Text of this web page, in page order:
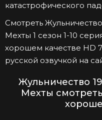
катастрофического
Смотреть
Мехты 1 сезон 1-10
хорошем качестве HD
русской озвучкой на
Жульничество
Мехты